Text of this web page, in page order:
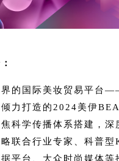
界的国际美妆贸易平台
力打造的2024美伊
科学传播体系搭建，深
联合行业专家、科普型
平台、大众时尚媒体等